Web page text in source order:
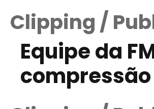
Clipping /
Equipe da